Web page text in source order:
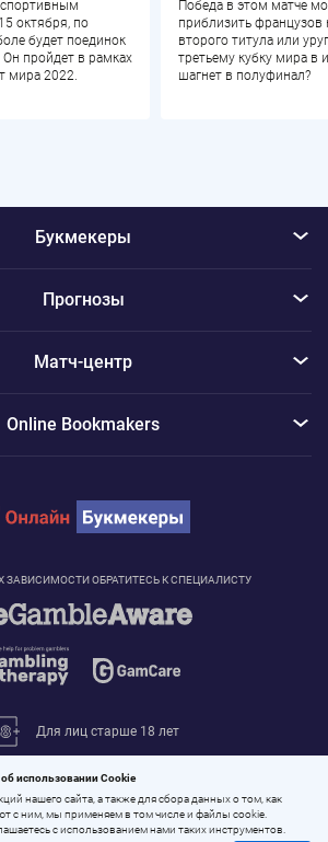
октября, по
будет поединок
пройдет в рамках
мира 2022.
Победа в этом матче
приблизить французов
второго титула или
третьему кубку мира в
шагнет в полуфинал?
ЗАВИСИМОСТИ ОБРАТИТЕСЬ К СПЕЦИАЛИСТУ
Для лиц старше 18 лет
Букмекеры
Прогнозы
Матч-центр
Online Bookmakers
использовании Cookie
нашего сайта, а также для сбора данных о том, как
с ним, мы применяем в том числе и файлы cookie.
с использованием нами таких инструментов.